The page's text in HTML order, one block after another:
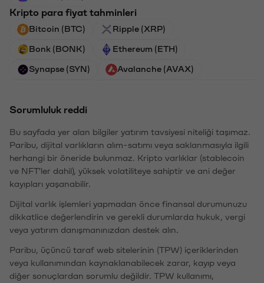
Kripto para fiyat tahminleri
Bitcoin (BTC) Ripple (XRP)
Bonk (BONK) Ethereum (ETH)
Synapse (SYN) Avalanche (AVAX)
Sorumluluk reddi
Bu sayfada yer alan bilgiler yatırım tavsiyesi niteliği taşımaz.
Paribu, dijital varlıkların alım-satımı veya saklanmasıyla ilgili
herhangi bir öneride bulunmaz. Kripto varlıklar (stablecoin
ve NFT'ler dahil), yüksek volatiliteye sahiptir ve ani değer
kayıpları yaşanabilir.
Dijital varlık işlemleri yapmadan önce finansal durumunuzu
dikkatlice değerlendirin ve gerekli durumlarda hukuk, vergi
veya yatırım danışmanınızdan destek alın.
Paribu, üçüncü taraf web sitelerinin (TPW) içeriklerinden
veya kullanımından kaynaklanabilecek zarar, kayıp veya
diğer sonuçlardan sorumlu değildir. TPW kullanımı,